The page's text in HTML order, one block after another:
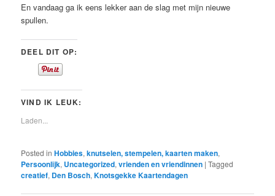
En vandaag ga ik eens lekker aan de slag met mijn nieuwe
spullen.
DEEL DIT OP:
VIND IK LEUK:
Laden...
Posted in Hobbies,knutselen, stempelen, kaarten maken,
Persoonlijk, Uncategorized,vrienden en vriendinnen |Tagged
creatief, Den Bosch,Knotsgekke Kaartendagen